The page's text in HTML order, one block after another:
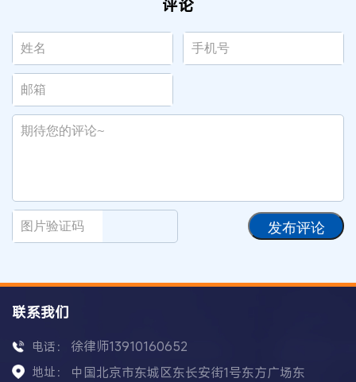
评论
发布评论
联系我们
电话： 徐律师13910160652
地址： 中国北京市东城区东长安街1号东方广场东